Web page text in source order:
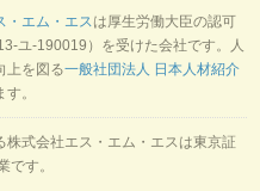
・エム・エスは厚生労働大臣の認可
ユ-190019）を受けた会社です。人
上を図る一般社団法人 日本人材紹介
。
株式会社エス・エム・エスは東京証
です。